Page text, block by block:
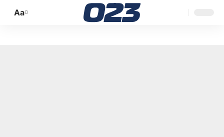
Promijeni
Aa